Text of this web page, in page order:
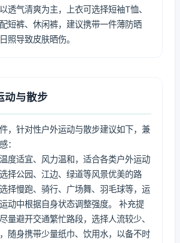
透气清爽为主，上衣可选择短袖T恤、
短裤、休闲裤，建议携带一件薄防晒
照导致皮肤晒伤。
动与散步
，针对性户外运动与散步建议如下，兼
：
度适宜、风力温和，适合各类户外运动
择公园、江边、绿道等风景优美的路
择慢跑、骑行、广场舞、羽毛球等，运
动中根据自身状态调整强度。 补充提
量避开交通繁忙路段，选择人流较少、
随身携带少量纸巾、饮用水，以备不时